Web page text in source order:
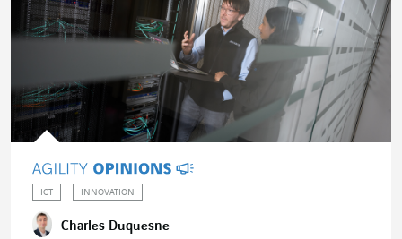
ICT INNOVATION
Charles Duquesne